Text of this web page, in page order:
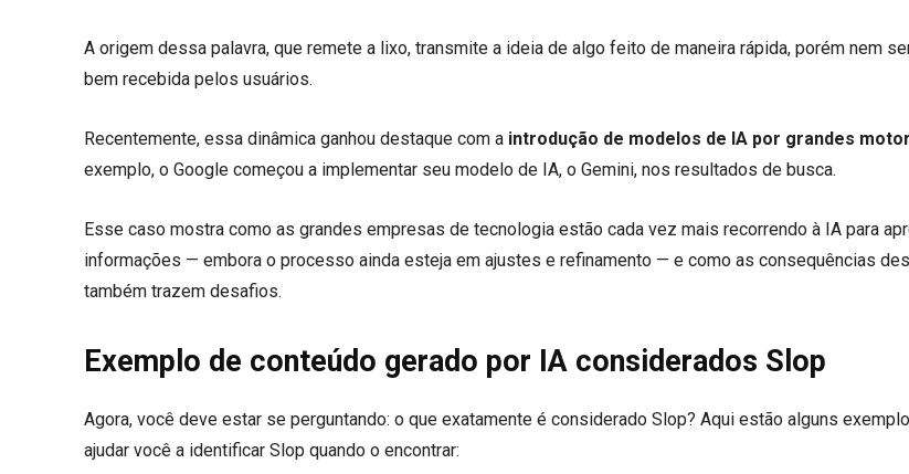
A origem dessa palavra, que remete a lixo, transmite a ideia de algo feito de maneira rápida, porém nem
bem recebida pelos usuários.
Recentemente, essa dinâmica ganhou destaque com a introdução de modelos de IA por grandes
exemplo, o Google começou a implementar seu modelo de IA, o Gemini, nos resultados de busca.
Esse caso mostra como as grandes empresas de tecnologia estão cada vez mais recorrendo à IA para
informações — embora o processo ainda esteja em ajustes e refinamento — e como as consequências
também trazem desafios.
Exemplo de conteúdo gerado por IA considerados Slop
Agora, você deve estar se perguntando: o que exatamente é considerado Slop? Aqui estão alguns
ajudar você a identificar Slop quando o encontrar: